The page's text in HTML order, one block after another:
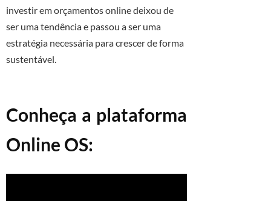
investir em orçamentos online deixou de
ser uma tendência e passou a ser uma
estratégia necessária para crescer de forma
sustentável.
Conheça a plataforma
Online OS: